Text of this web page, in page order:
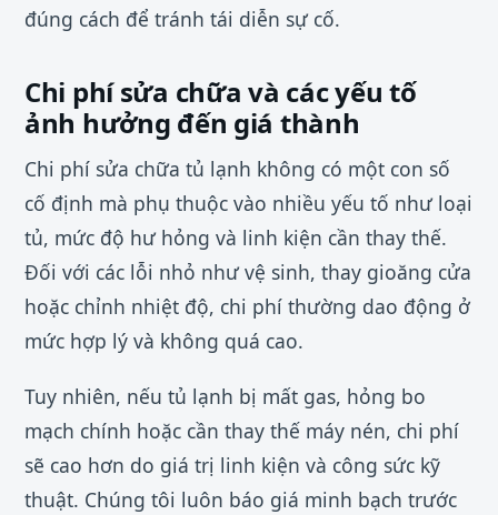
đúng cách để tránh tái diễn sự cố.
Chi phí sửa chữa và các yếu tố
ảnh hưởng đến giá thành
Chi phí sửa chữa tủ lạnh không có một con số
cố định mà phụ thuộc vào nhiều yếu tố như loại
tủ, mức độ hư hỏng và linh kiện cần thay thế.
Đối với các lỗi nhỏ như vệ sinh, thay gioăng cửa
hoặc chỉnh nhiệt độ, chi phí thường dao động ở
mức hợp lý và không quá cao.
Tuy nhiên, nếu tủ lạnh bị mất gas, hỏng bo
mạch chính hoặc cần thay thế máy nén, chi phí
sẽ cao hơn do giá trị linh kiện và công sức kỹ
thuật. Chúng tôi luôn báo giá minh bạch trước